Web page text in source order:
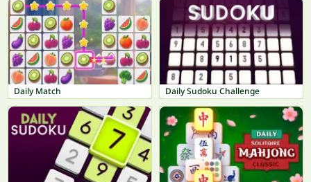
Daily Match Daily Sudoku Challenge